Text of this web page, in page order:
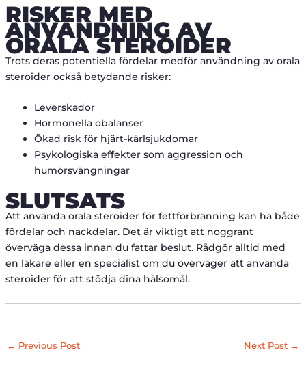
RISKER MED
ANVÄNDNING AV
ORALA STEROIDER
Trots deras potentiella fördelar medför användning av orala
steroider också betydande risker:
Leverskador
Hormonella obalanser
Ökad risk för hjärt-kärlsjukdomar
Psykologiska effekter som aggression och
humörsvängningar
SLUTSATS
Att använda orala steroider för fettförbränning kan ha både
fördelar och nackdelar. Det är viktigt att noggrant
överväga dessa innan du fattar beslut. Rådgör alltid med
en läkare eller en specialist om du överväger att använda
steroider för att stödja dina hälsomål.
← Previous Post Next Post →